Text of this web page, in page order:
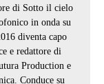
di Sotto il cielo
in onda su
diventa capo
e redattore di
Production e
Conduce su